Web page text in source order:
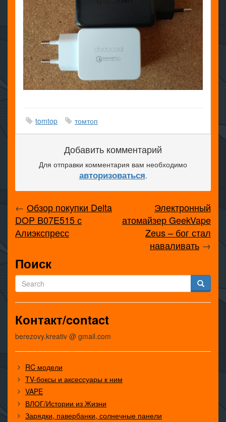
tomtop томтоп
Добавить комментарий
Для отправки комментария вам необходимо
авторизоваться.
← Обзор покупки Delta
DOP B07E515 с
Алиэкспресс
Электронный
атомайзер GeekVape
Zeus – бог стал
наваливать →
Поиск
Контакт/contact
berezovy.kreativ @ gmail.com
RC модели
TV-боксы и аксессуары к ним
VAPE
ВЛОГ/Истории из Жизни
Зарядки, павербанки, солнечные панели